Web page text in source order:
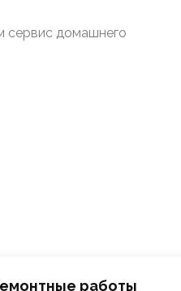
сервис домашнего
работы